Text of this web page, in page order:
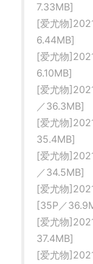
7.33MB]
[爱尤物
6.44MB]
[爱尤物
6.10MB]
[爱尤物
／36.3MB]
[爱尤物
35.4MB]
[爱尤物
／34.5MB]
[爱尤物
[35P／
[爱尤物
37.4MB]
[爱尤物